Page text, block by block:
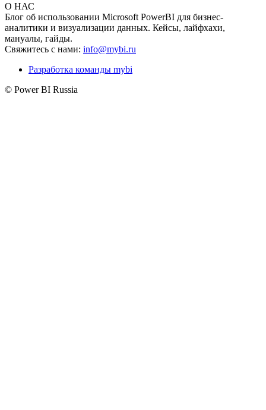
О НАС
Блог об использовании Microsoft PowerBI для бизнес-
аналитики и визуализации данных. Кейсы, лайфхахи,
мануалы, гайды.
Свяжитесь с нами: info@mybi.ru
Разработка команды mybi
© Power BI Russia